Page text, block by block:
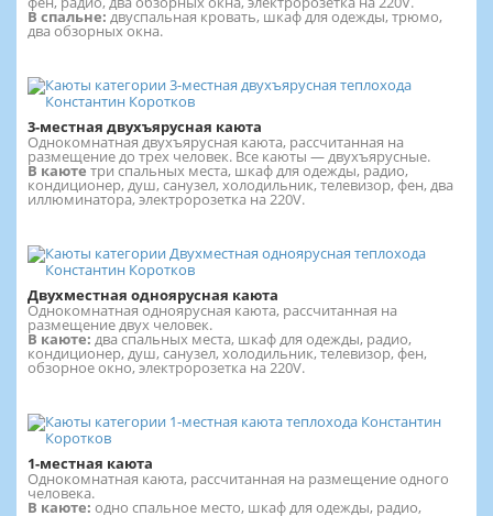
В спальне:двуспальная кровать, шкаф для одежды, трюмо,
два обзорных окна.
3-местная двухъярусная каюта
Однокомнатная двухъярусная каюта, рассчитанная на
размещение до трех человек. Все каюты — двухъярусные.
В каюте три спальных места, шкаф для одежды, радио,
кондиционер, душ, санузел, холодильник, телевизор, фен, два
иллюминатора, электророзетка на 220V.
Двухместная одноярусная каюта
Однокомнатная одноярусная каюта, рассчитанная на
размещение двух человек.
В каюте: два спальных места, шкаф для одежды, радио,
кондиционер, душ, санузел, холодильник, телевизор, фен,
обзорное окно, электророзетка на 220V.
1-местная каюта
Однокомнатная каюта, рассчитанная на размещение одного
человека.
В каюте: одно спальное место, шкаф для одежды, радио,